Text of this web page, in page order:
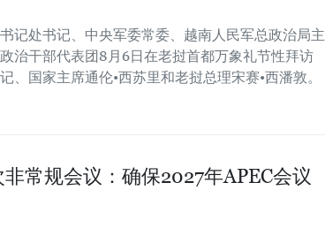
记处书记、中央军委常委、越南人民军总政治局主
治干部代表团8月6日在老挝首都万象礼节性拜访
、国家主席通伦•西苏里和老挝总理宋赛•西潘敦。
常规会议：确保2027年APEC会议